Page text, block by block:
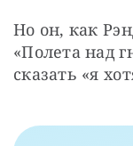
Но он, как
«Полета над
сказать «я